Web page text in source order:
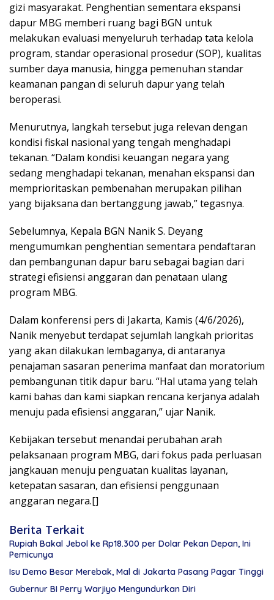
gizi masyarakat. Penghentian sementara ekspansi
dapur MBG memberi ruang bagi BGN untuk
melakukan evaluasi menyeluruh terhadap tata kelola
program, standar operasional prosedur (SOP), kualitas
sumber daya manusia, hingga pemenuhan standar
keamanan pangan di seluruh dapur yang telah
beroperasi.
Menurutnya, langkah tersebut juga relevan dengan
kondisi fiskal nasional yang tengah menghadapi
tekanan. “Dalam kondisi keuangan negara yang
sedang menghadapi tekanan, menahan ekspansi dan
memprioritaskan pembenahan merupakan pilihan
yang bijaksana dan bertanggung jawab,” tegasnya.
Sebelumnya, Kepala BGN Nanik S. Deyang
mengumumkan penghentian sementara pendaftaran
dan pembangunan dapur baru sebagai bagian dari
strategi efisiensi anggaran dan penataan ulang
program MBG.
Dalam konferensi pers di Jakarta, Kamis (4/6/2026),
Nanik menyebut terdapat sejumlah langkah prioritas
yang akan dilakukan lembaganya, di antaranya
penajaman sasaran penerima manfaat dan moratorium
pembangunan titik dapur baru. “Hal utama yang telah
kami bahas dan kami siapkan rencana kerjanya adalah
menuju pada efisiensi anggaran,” ujar Nanik.
Kebijakan tersebut menandai perubahan arah
pelaksanaan program MBG, dari fokus pada perluasan
jangkauan menuju penguatan kualitas layanan,
ketepatan sasaran, dan efisiensi penggunaan
anggaran negara.[]
Berita Terkait
Rupiah Bakal Jebol ke Rp18.300 per Dolar Pekan Depan, Ini
Pemicunya
Isu Demo Besar Merebak, Mal di Jakarta Pasang Pagar Tinggi
Gubernur BI Perry Warjiyo Mengundurkan Diri